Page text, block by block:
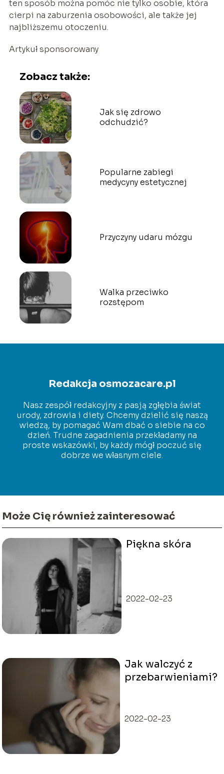
ten sposób można pomóc nie tylko osobie, która
cierpi na zaburzenia osobowości, ale także jej
najbliższemu otoczeniu.
Artykuł sponsorowany
Zobacz także:
Jak się zdrowo
odchudzić?
Popularne zabiegi
medycyny estetycznej
Przyczyny udaru mózgu
Walka przeciwko
rozstępom
Redakcja osmozacare.pl
Nasz zespół redakcyjny z pasją zgłębia świat
urody, zdrowia i diety. Chcemy dzielić się naszą
wiedzą, by pomagać Wam dbać o siebie na co
dzień. Trudne zagadnienia przekładamy na
proste wskazówki, by każdy mógł poczuć się
dobrze we własnym ciele.
Może Cię również zainteresować
Piękna skóra
2022-02-23
Jak walczyć z
przebarwieniami?
2022-02-23